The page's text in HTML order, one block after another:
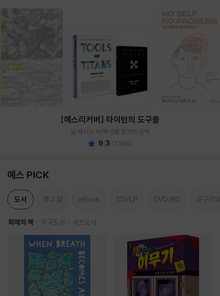
[예스리커버] 타이탄의 도구들
팀 페리스 저/박선령,정지현 공역
9.3 (1,396)
예스 PICK
도서 중고샵 eBook CD/LP DVD/BD 문구/
화제의 책 외국도서 세트도서